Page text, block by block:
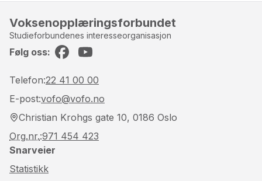
Voksenopplæringsforbundet
Studieforbundenes interesseorganisasjon
Følg oss:
Telefon:22 41 00 00
E-post:vofo@vofo.no
Christian Krohgs gate 10, 0186 Oslo
Org.nr.:971 454 423
Snarveier
Statistikk